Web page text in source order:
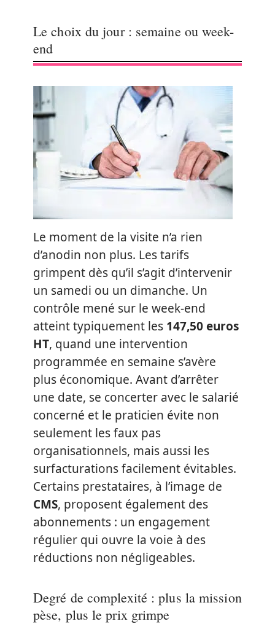
Le choix du jour : semaine ou week-
end
Le moment de la visite n’a rien
d’anodin non plus. Les tarifs
grimpent dès qu’il s’agit d’intervenir
un samedi ou un dimanche. Un
contrôle mené sur le week-end
atteint typiquement les 147,50 euros
HT, quand une intervention
programmée en semaine s’avère
plus économique. Avant d’arrêter
une date, se concerter avec le salarié
concerné et le praticien évite non
seulement les faux pas
organisationnels, mais aussi les
surfacturations facilement évitables.
Certains prestataires, à l’image de
CMS, proposent également des
abonnements : un engagement
régulier qui ouvre la voie à des
réductions non négligeables.
Degré de complexité : plus la mission
pèse, plus le prix grimpe